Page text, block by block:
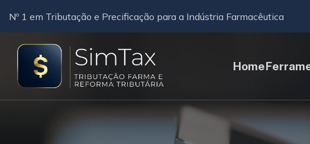
Nº 1 em Tributação e Precificação para a Indústria Farmacêutica
Home